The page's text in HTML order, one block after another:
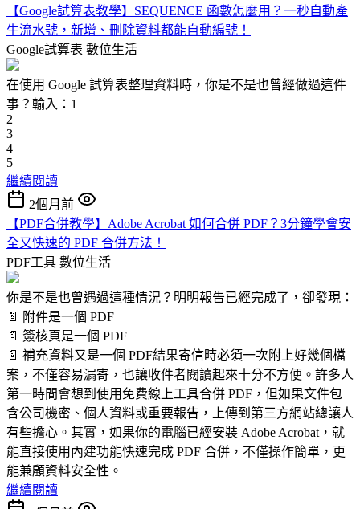
【Google試算表教學】SEQUENCE 函數怎麼用？一秒自動產
生流水號，新增、刪除資料都能自動編號！
Google試算表 數位生活
在使用 Google 試算表整理資料時，你是不是也曾經做過這件
事？輸入：1
2
3
4
5
繼續閱讀
2個月前
【PDF合併教學】Adobe Acrobat 如何合併 PDF？3分鐘學會安
全又快速的 PDF 合併方法！
PDF工具 數位生活
你是不是也曾遇過這種情況？明明報告已經完成了，卻發現：
📄 附件是一個 PDF
📄 簽核頁是一個 PDF
📄 補充資料又是一個 PDF結果寄信時必須一次附上好幾個檔
案，不僅容易漏寄，也讓收件者閱讀起來十分不方便。許多人
第一時間會想到使用免費線上工具合併 PDF，但如果文件包
含公司機密、個人資料或重要報告，上傳到第三方網站總讓人
有些擔心。其實，如果你的電腦已經安裝 Adobe Acrobat，就
能直接使用內建功能快速完成 PDF 合併，不僅操作簡單，更
能兼顧資料安全性。
繼續閱讀